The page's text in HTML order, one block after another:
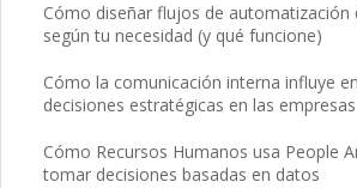
Cómo diseñar flujos de automatización
según tu necesidad (y qué funcione)
Cómo la comunicación interna influye
decisiones estratégicas en las empresas
Cómo Recursos Humanos usa People
tomar decisiones basadas en datos